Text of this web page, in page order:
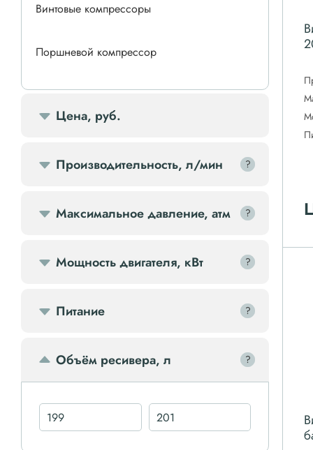
Винтовые компрессоры
Поршневой компрессор
Спиральные компрессоры
Осветительные мачты
Осушители
Ресиверы
Цена, руб.
Производительность, л/мин ?
?
Максимальное давление, атм ?
?
Мощность двигателя, кВт ?
?
Питание ?
?
Объём ресивера, л ?
?